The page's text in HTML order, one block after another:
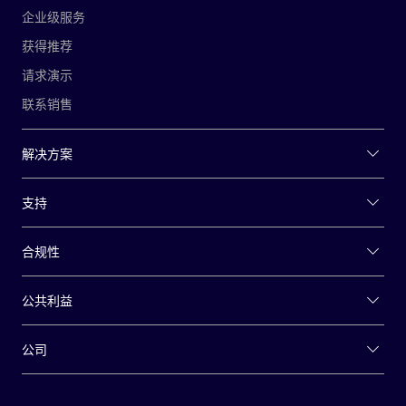
企业级服务
获得推荐
请求演示
联系销售
解决方案
支持
合规性
公共利益
公司